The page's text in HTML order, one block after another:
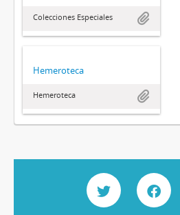
Colecciones Especiales
Hemeroteca
Hemeroteca